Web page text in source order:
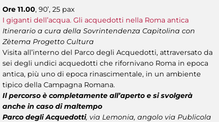
Ore 11.00, 90’, 25 pax
I giganti dell’acqua. Gli acquedotti nella Roma antica
Itinerario a cura della Sovrintendenza Capitolina con
Zètema Progetto Cultura
Visita all’interno del Parco degli Acquedotti, attraversato da
sei degli undici acquedotti che rifornivano Roma in epoca
antica, più uno di epoca rinascimentale, in un ambiente
tipico della Campagna Romana.
Il percorso è completamente all’aperto e si svolgerà
anche in caso di maltempo
Parco degli Acquedotti, via Lemonia, angolo via Publicola